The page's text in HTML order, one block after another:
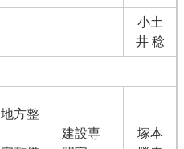
小土
井 稔
方整
建設専
塚本